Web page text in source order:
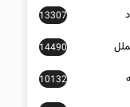
13307
14490
10132